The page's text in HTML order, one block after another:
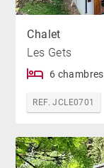
Chalet
Les Gets
6 chambres
REF. JCLE0701